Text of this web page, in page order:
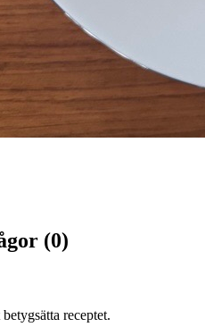
(0)
receptet.